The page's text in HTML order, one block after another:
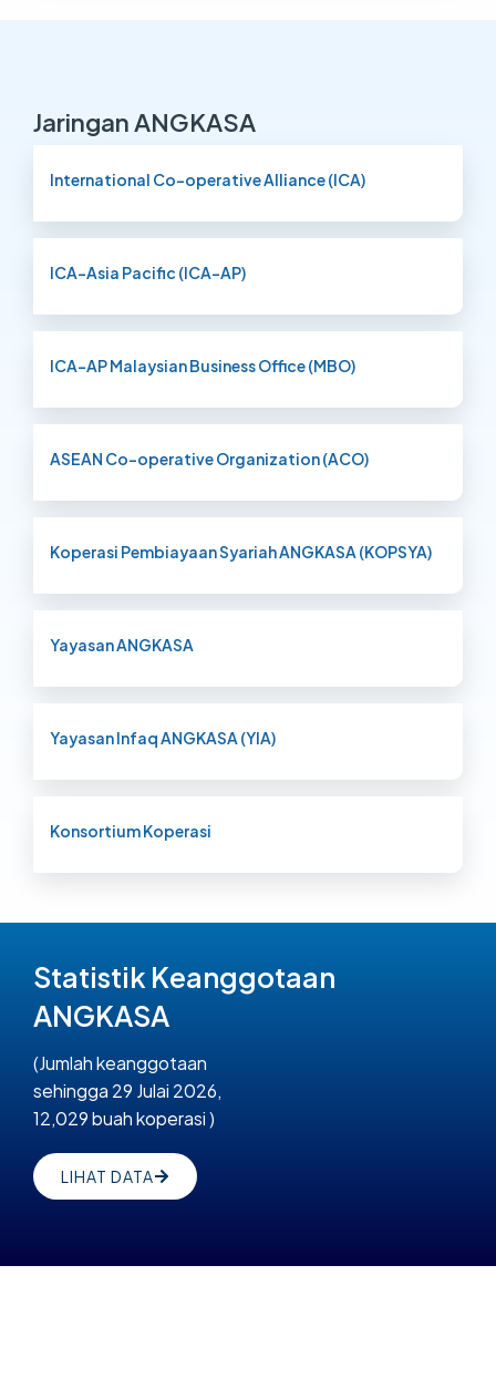
JaringanANGKASA
International Co-operative Alliance (ICA)
ICA-Asia Pacific (ICA-AP)
ICA-AP Malaysian Business Office (MBO)
ASEAN Co-operative Organization (ACO)
Koperasi Pembiayaan Syariah ANGKASA (KOPSYA)
Yayasan ANGKASA
Yayasan Infaq ANGKASA (YIA)
Konsortium Koperasi
Statistik Keanggotaan
ANGKASA
(Jumlah keanggotaan
sehingga 29 Julai 2026,
12,029 buah koperasi )
LIHAT DATA